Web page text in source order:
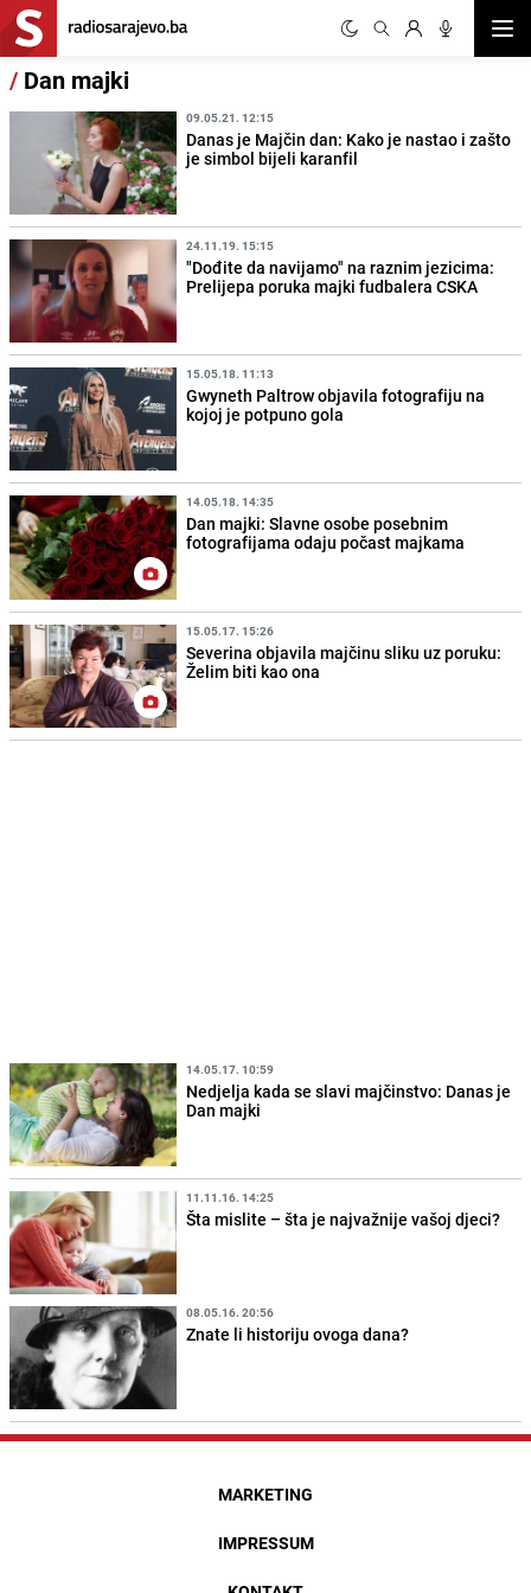
/ Dan majki
09.05.21. 12:15
Danas je Majčin dan: Kako je nastao i zašto
je simbol bijeli karanfil
24.11.19. 15:15
"Dođite da navijamo" na raznim jezicima:
Prelijepa poruka majki fudbalera CSKA
15.05.18. 11:13
Gwyneth Paltrow objavila fotografiju na
kojoj je potpuno gola
14.05.18. 14:35
Dan majki: Slavne osobe posebnim
fotografijama odaju počast majkama
15.05.17. 15:26
Severina objavila majčinu sliku uz poruku:
Želim biti kao ona
14.05.17. 10:59
Nedjelja kada se slavi majčinstvo: Danas je
Dan majki
11.11.16. 14:25
Šta mislite – šta je najvažnije vašoj djeci?
08.05.16. 20:56
Znate li historiju ovoga dana?
MARKETING
IMPRESSUM